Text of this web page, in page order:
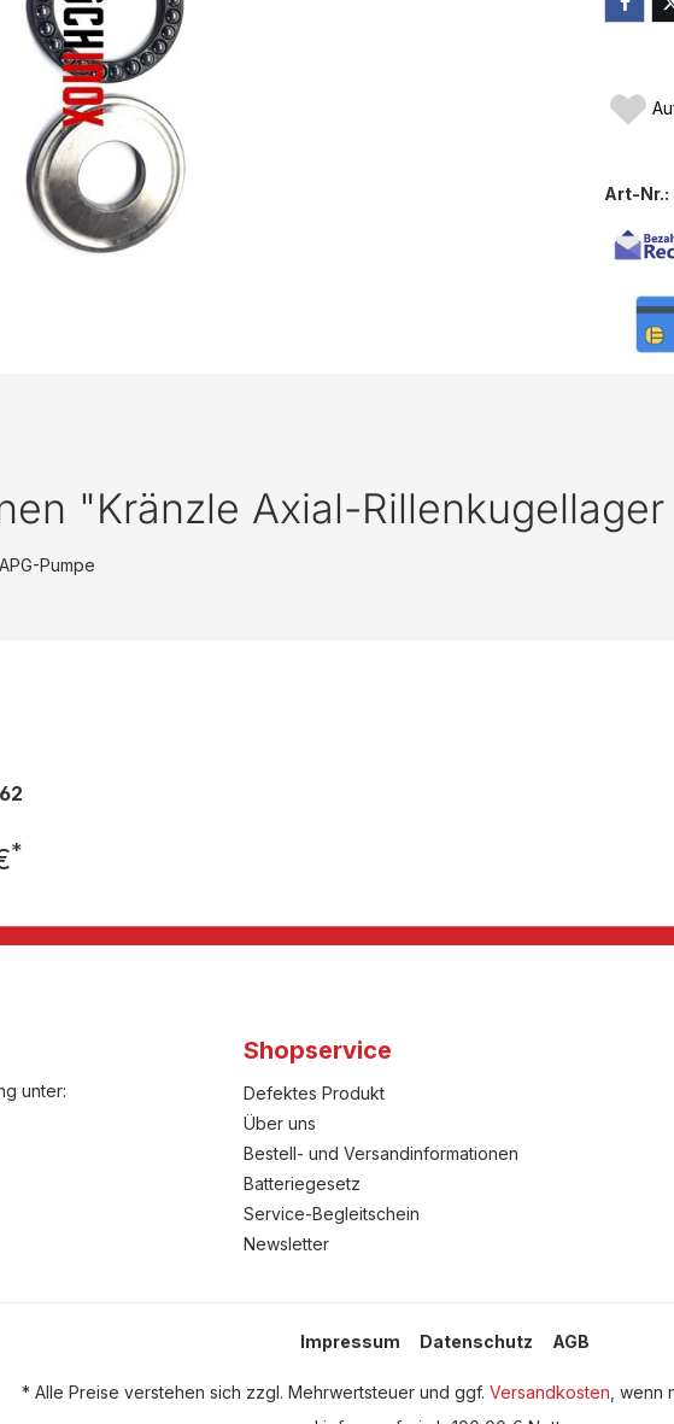
Art-Nr.:
"Kränzle Axial-
Pumpe
*
unter:
Shopservice
Defektes Produkt
Über uns
Bestell- und Versandinformationen
Batteriegesetz
Service-Begleitschein
Newsletter
Impressum Datenschutz AGB
* Alle Preise verstehen sich zzgl. Mehrwertsteuer und ggf. Versandkosten ,